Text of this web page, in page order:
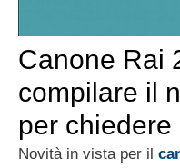
Canone Rai
compilare il
per chiedere
Novità in vista per il